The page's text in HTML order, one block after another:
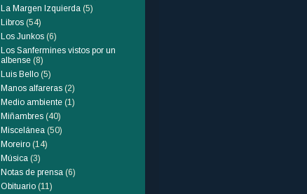
La Margen Izquierda (5)
Libros (54)
Los Junkos (6)
Los Sanfermines vistos por un
albense (8)
Luis Bello (5)
Manos alfareras (2)
Medio ambiente (1)
Miñambres (40)
Miscelánea (50)
Moreiro (14)
Música (3)
Notas de prensa (6)
Obituario (11)